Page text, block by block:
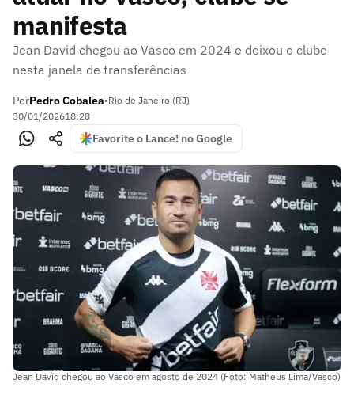
manifesta
Jean David chegou ao Vasco em 2024 e deixou o clube
nesta janela de transferências
PorPedro Cobalea•Rio de Janeiro (RJ)
30/01/202618:28
Favorite o Lance! no Google
Jean David chegou ao Vasco em agosto de 2024 (Foto: Matheus Lima/Vasco)